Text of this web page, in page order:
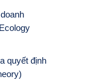
quyết định